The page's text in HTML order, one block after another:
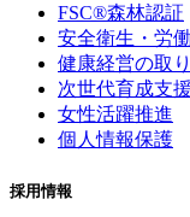
FSC®森林認証
安全衛生・労
健康経営の取
次世代育成支
女性活躍推進
個人情報保護
採用情報